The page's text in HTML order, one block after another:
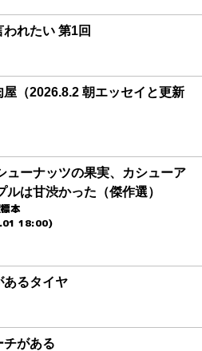
れたい 第1回
（2026.8.2 朝エッセイと更新
ューナッツの果実、カシューア
ルは甘渋かった（傑作選）
本
18:00)
あるタイヤ
チがある